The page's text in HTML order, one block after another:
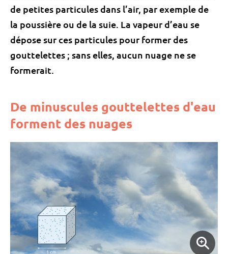
de petites particules dans l’air, par exemple de
la poussière ou de la suie. La vapeur d’eau se
dépose sur ces particules pour former des
gouttelettes ; sans elles, aucun nuage ne se
formerait.
De minuscules gouttelettes d'eau
forment des nuages